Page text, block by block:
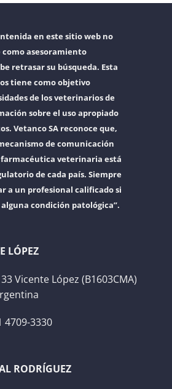
en este sitio web no
asesoramiento
retrasar su búsqueda. Esta
tiene como objetivo
de los veterinarios de
sobre el uso apropiado
Vetanco SA reconoce que,
de comunicación
veterinaria está
de cada país. Siempre
a un profesional calificado si
condición patológica”.
LÓPEZ
Vicente López (B1603CMA)
4709-3330
RODRÍGUEZ